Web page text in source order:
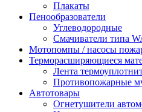
Плакаты
Пенообразователи
Углеводородные
Смачиватели типа
Мотопомпы / насосы
Терморасширяющиеся
Лента
Противопожарные
Автотовары
Огнетушители